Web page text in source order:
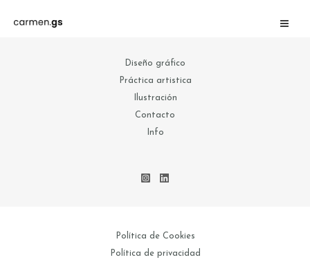
Diseño gráfico
Práctica artistica
Ilustración
Contacto
Info
Política de Cookies
Política de privacidad